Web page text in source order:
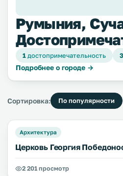
Румыния,
1достопримечательность
Подробнее о городе →
Сортировка: По популярности
Архитектура
Церковь Георгия
2 201 просмотр